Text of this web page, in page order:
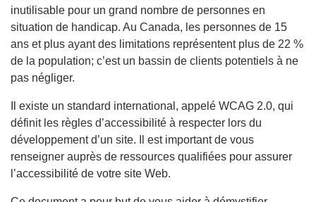
inutilisable pour un grand nombre de personnes en
situation de handicap. Au Canada, les personnes de 15
ans et plus ayant des limitations représentent plus de 22 %
de la population; c’est un bassin de clients potentiels à ne
pas négliger.
Il existe un standard international, appelé WCAG 2.0, qui
définit les règles d’accessibilité à respecter lors du
développement d’un site. Il est important de vous
renseigner auprès de ressources qualifiées pour assurer
l’accessibilité de votre site Web.